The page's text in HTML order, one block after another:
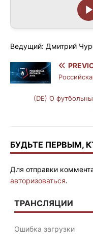
Ведущий: Дмитрий
(DE) О
БУДЬТЕ ПЕРВЫМ,
Для отправки
авторизоваться.